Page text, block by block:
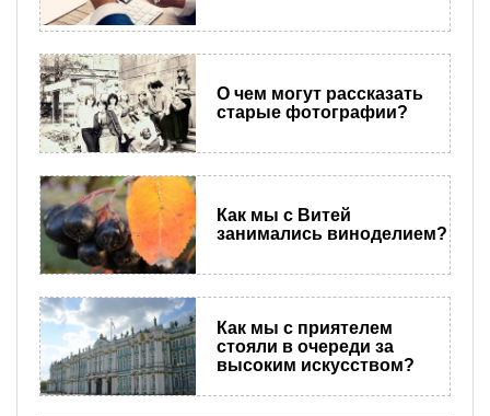
О чем могут рассказать
старые фотографии?
Как мы с Витей
занимались виноделием?
Как мы с приятелем
стояли в очереди за
высоким искусством?